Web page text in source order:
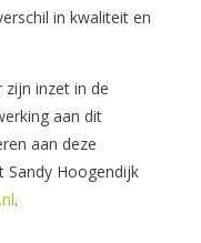
in kwaliteit en
zijn inzet in de
aan dit
aan deze
Sandy Hoogendijk
.